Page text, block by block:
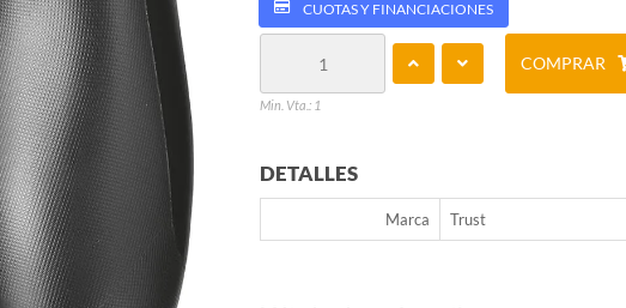
CUOTAS Y FINANCIACIONES
Min. Vta.: 1
COMPRAR
DETALLES
Marca Trust